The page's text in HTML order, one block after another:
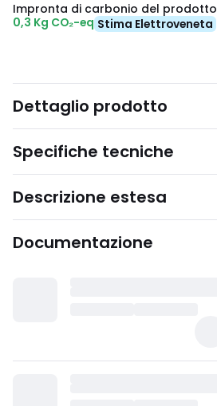
Impronta di carbonio del prodotto
0,3 Kg CO₂-eq Stima Elettroveneta
Dettaglio prodotto
Specifiche tecniche
Descrizione estesa
Documentazione